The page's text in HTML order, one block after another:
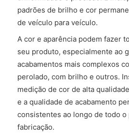
padrões de brilho e cor
de veículo para veículo.
A cor e aparência podem fazer
seu produto, especialmente ao
acabamentos mais complexos
perolado, com brilho e outros.
medição de cor de alta
e a qualidade de acabamento
consistentes ao longo de todo o
fabricação.